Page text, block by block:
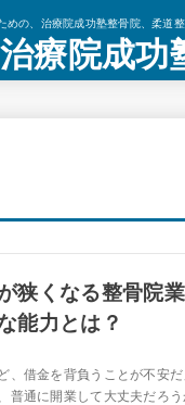
めの、治療院成功塾整骨院、柔道
治療院成功
狭くなる整骨院
能力とは？
、借金を背負うことが不安
普通に開業して大丈夫だろ